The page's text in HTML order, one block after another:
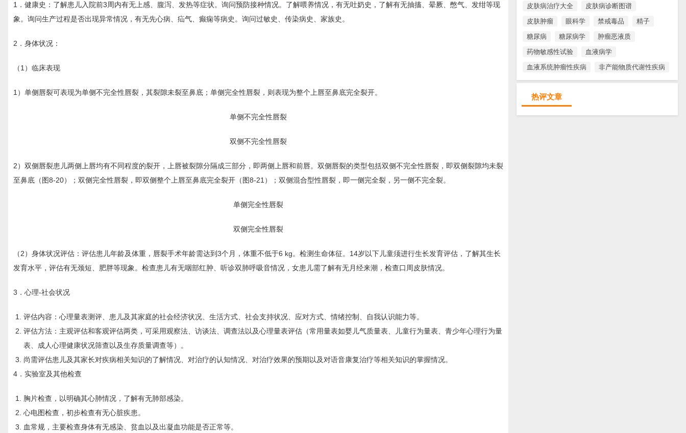
皮肤病治疗大全
皮肤病诊断图谱
皮肤肿瘤
眼科学 禁戒毒品
精子
糖尿病
糖尿病学
肿瘤恶液质
药物敏感性试验
血液病学
血液系统肿瘤性疾病
非产能物质代谢性疾病
热评文章
1．健康史： 了解患儿入院前3周内有无上感、腹泻、发热等症状。询问预防接种情况。了解喂养情况，有无吐奶史，了解有无抽搐、晕厥、憋气、发绀等现
象。询问生产过程是否出现异常情况，有无先心病、疝气、癫痫等病史。询问过敏史、传染病史、家族史。
2．身体状况：
（1）临床表现
1）单侧唇裂可表现为单侧不完全性唇裂，其裂隙未裂至鼻底；单侧完全性唇裂，则表现为整个上唇至鼻底完全裂开。
单侧不完全性唇裂
双侧不完全性唇裂
2）双侧唇裂患儿两侧上唇均有不同程度的裂开，上唇被裂隙分隔成三部分，即两侧上唇和前唇。双侧唇裂的类型包括双侧不完全性唇裂，即双侧裂隙均未裂
至鼻底（图8-20）；双侧完全性唇裂，即双侧整个上唇至鼻底完全裂开（图8-21）；双侧混合型性唇裂，即一侧完全裂，另一侧不完全裂。
单侧完全性唇裂
双侧完全性唇裂
（2）身体状况评估：评估患儿年龄及体重，唇裂手术年龄需达到3个月，体重不低于6 kg。检测生命体征。14岁以下儿童须进行生长发育评估，了解其生长
发育水平，评估有无颈短、肥胖等现象。检查患儿有无咽部红肿、听诊双肺呼吸音情况，女患儿需了解有无月经来潮，检查口周皮肤情况。
3．心理-社会状况
评估内容：心理量表测评、患儿及其家庭的社会经济状况、生活方式、社会支持状况、应对方式、情绪控制、自我认识能力等。
评估方法：主观评估和客观评估两类，可采用观察法、访谈法、调查法以及心理量表评估（常用量表如婴儿气质量表、儿童行为量表、青少年心理行为量
表、成人心理健康状况筛查以及生存质量调查等）。
尚需评估患儿及其家长对疾病相关知识的了解情况、对治疗的认知情况、对治疗效果的预期以及对语音康复治疗等相关知识的掌握情况。
4．实验室及其他检查
胸片检查，以明确其心肺情况，了解有无肺部感染。
心电图检查，初步检查有无心脏疾患。
血常规，主要检查身体有无感染、贫血以及出凝血功能是否正常等。